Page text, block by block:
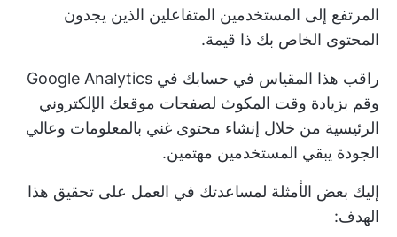
المرتفع إلى المستخدمين المتفاعلين الذين يجدون
المحتوى الخاص بك ذا قيمة.
راقب هذا المقياس في حسابك في Google Analytics
وقم بزيادة وقت المكوث لصفحات موقعك الإلكتروني
الرئيسية من خلال إنشاء محتوى غني بالمعلومات وعالي
الجودة يبقي المستخدمين مهتمين.
إليك بعض الأمثلة لمساعدتك في العمل على تحقيق هذا
الهدف: